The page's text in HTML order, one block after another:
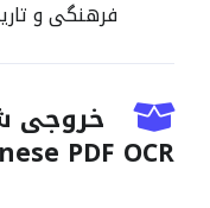
فرهنگی و
خروجی
PDF OCR